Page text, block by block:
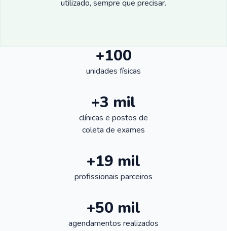
utilizado, sempre que precisar.
+100
unidades físicas
+3 mil
clínicas e postos de
coleta de exames
+19 mil
profissionais parceiros
+50 mil
agendamentos realizados